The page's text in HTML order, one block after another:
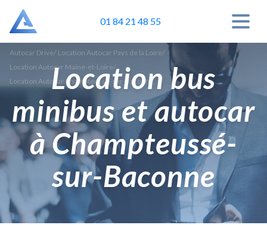
01 84 21 48 55
Autocar Drive/ Location Autocar Pays de la Loire/
Location Autocar Maine-et-Loire/
Location Autocar Champteussé-sur-Baconne
Location bus
minibus et autocar
à Champteussé-
sur-Baconne